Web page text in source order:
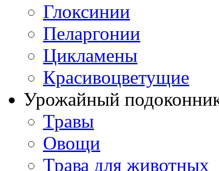
Глоксинии
Пеларгонии
Цикламены
Красивоцветущие
Урожайный
Травы
Овощи
Трава для животных